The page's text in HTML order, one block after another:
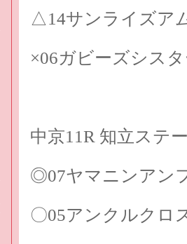
△14サンライズア
×06ガビーズシス
中京11R 知立ステ
◎07ヤマニンアン
〇05アンクルクロ